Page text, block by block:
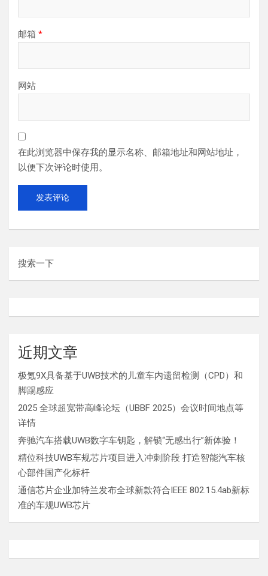
邮箱 *
网站
在此浏览器中保存我的显示名称、邮箱地址和网站地址，
以便下次评论时使用。
搜索一下
近期文章
极氪9X具备基于UWB技术的儿童车内遗留检测（CPD）和
脚踢感应
2025 全球超宽带高峰论坛（UBBF 2025）会议时间地点等
详情
奔驰汽车搭载UWB数字车钥匙，解锁“无感出行”新体验！
精位科技UWB车规芯片项目进入冲刺阶段 打造智能汽车核
心部件国产化标杆
通信芯片企业加特兰发布全球新款符合IEEE 802.15.4ab新标
准的车规UWB芯片